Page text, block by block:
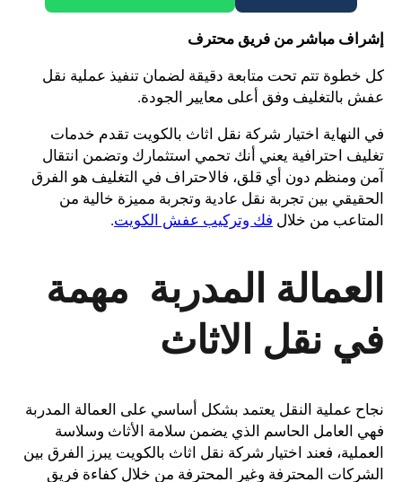
إشراف مباشر من فريق محترف
كل خطوة تتم تحت متابعة دقيقة لضمان تنفيذ عملية نقل
عفش بالتغليف وفق أعلى معايير الجودة.
في النهاية اختيار شركة نقل اثاث بالكويت تقدم خدمات
تغليف احترافية يعني أنك تحمي استثمارك وتضمن انتقال
آمن ومنظم دون أي قلق، فالاحتراف في التغليف هو الفرق
الحقيقي بين تجربة نقل عادية وتجربة مميزة خالية من
المتاعب من خلال فك وتركيب عفش الكويت.
العمالة المدربة مهمة
في نقل الاثاث
نجاح عملية النقل يعتمد بشكل أساسي على العمالة المدربة
فهي العامل الحاسم الذي يضمن سلامة الأثاث وسلاسة
العملية، فعند اختيار شركة نقل اثاث بالكويت يبرز الفرق بين
الشركات المحترفة وغير المحترفة من خلال كفاءة فريق